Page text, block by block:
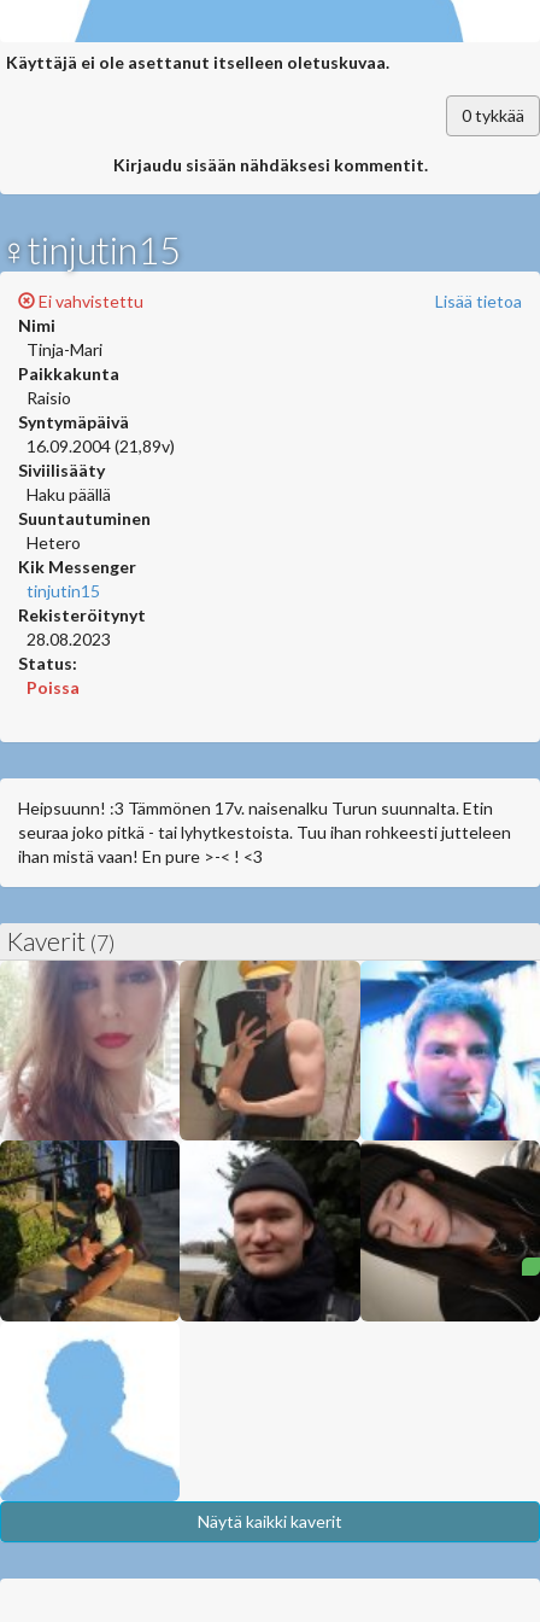
Käyttäjä ei ole asettanut itselleen oletuskuvaa.
0tykkää
Kirjaudu sisään nähdäksesi kommentit.
♀tinjutin15
Lisää tietoa
Ei vahvistettu
Nimi
Tinja-Mari
Paikkakunta
Raisio
Syntymäpäivä
16.09.2004 (21,89v)
Siviilisääty
Haku päällä
Suuntautuminen
Hetero
Kik Messenger
tinjutin15
Rekisteröitynyt
28.08.2023
Status:
Poissa
Heipsuunn! :3 Tämmönen 17v. naisenalku Turun suunnalta. Etin
seuraa joko pitkä - tai lyhytkestoista. Tuu ihan rohkeesti jutteleen
ihan mistä vaan! En pure >-< ! <3
Kaverit (7)
Näytä kaikki kaverit